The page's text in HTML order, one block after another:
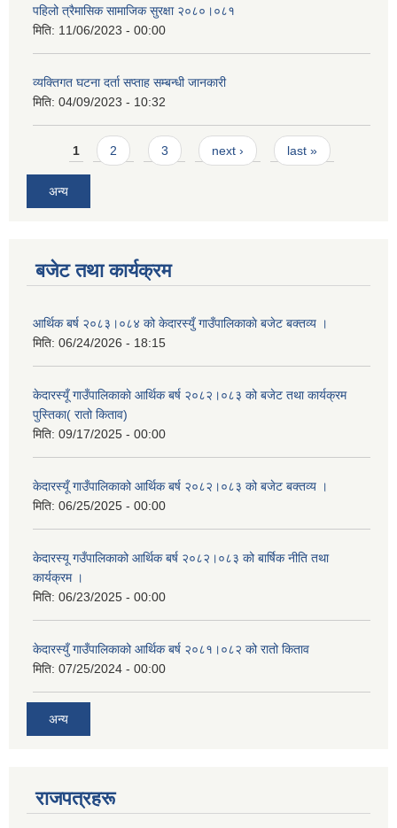
पहिलो त्रैमासिक सामाजिक सुरक्षा २०८०।०८१
मिति: 11/06/2023 - 00:00
व्यक्तिगत घटना दर्ता सप्ताह सम्बन्धी जानकारी
मिति: 04/09/2023 - 10:32
Pages
1 2 3 next › last »
अन्य
बजेट तथा कार्यक्रम
आर्थिक बर्ष २०८३।०८४ को केदारस्युँ गाउँपालिकाकाे बजेट बक्तव्य ।
मिति: 06/24/2026 - 18:15
केदारस्यूँ गाउँपालिकाकाे आर्थिक बर्ष २०८२।०८३ को बजेट तथा कार्यक्रम
पुस्तिका( रातो किताव)
मिति: 09/17/2025 - 00:00
केदारस्यूँ गाउँपालिकाको आर्थिक बर्ष २०८२।०८३ को बजेट बक्तव्य ।
मिति: 06/25/2025 - 00:00
केदारस्यू गउँपालिकाको आर्थिक बर्ष २०८२।०८३ को बार्षिक नीति तथा
कार्यक्रम ।
मिति: 06/23/2025 - 00:00
केदारस्युँ गाउँपालिकाको आर्थिक बर्ष २०८१।०८२ को रातो किताव
मिति: 07/25/2024 - 00:00
अन्य
राजपत्रहरू